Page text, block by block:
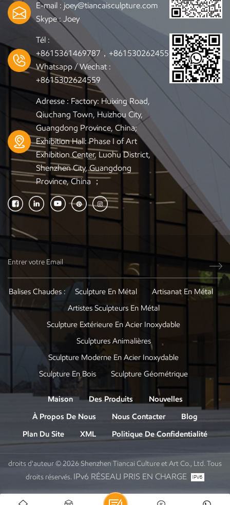
E-mail : joey@tiancaisculpture.com
Skype : Joey
Tél :
+8615361469787，+8615302624559
Whatsapp / Wechat :
+8615302624559
Adresse : Factory: Huixing Road,
Qiuchang Town, Huizhou City,
Guangdong Province, China;
Exhibition Hall: Phase I of Art
Exhibition Center, Luohu District,
Shenzhen City, Guangdong
Province, China ；
Balises Chaudes : Sculpture En Métal
Artisanat En Métal
Artistes Sculpteurs En Métal
Sculpture Extérieure En Acier Inoxydable
Sculptures Animalières
Sculpture Moderne En Acier Inoxydable
Sculpture En Bois
Sculpture Géométrique
Maison Des Produits
Nouvelles
À Propos De Nous
Nous Contacter
Blog
Plan Du Site
XML Politique De Confidentialité
droits d'auteur © 2026 Shenzhen Tiancai Culture et Art Co., Ltd. Tous
droits réservés. IPv6 RÉSEAU PRIS EN CHARGE